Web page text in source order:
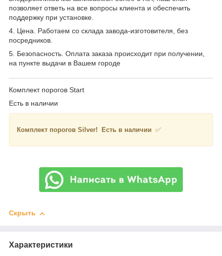
позволяет ответь на все вопросы клиента и обеспечить
поддержку при установке.
4. Цена. Работаем со склада завода-изготовителя, без
посредников.
5. Безопасность. Оплата заказа происходит при получении,
на пункте выдачи в Вашем городе
Комплект порогов Start
Есть в наличии
Комплект порогов Silver! Есть в наличии ✅
Скрыть
Характеристики